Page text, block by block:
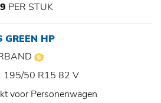
PER STUK
GREEN HP
195/50 R15 82 V
voor Personenwagen